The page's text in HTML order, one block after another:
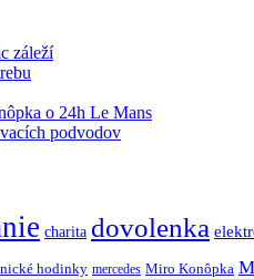
záleží
o 24h Le Mans
podvodov
charita dovolenka
hodinky mercedes Miro Konôpka